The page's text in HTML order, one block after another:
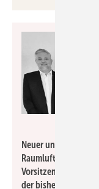
Neuer und
Raumlufttechnische
Vorsitzender Harald
der bisherige